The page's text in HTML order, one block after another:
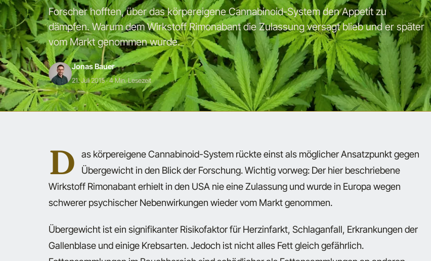
Forscher hofften, über das körpereigene Cannabinoid-System den Appetit zu
dämpfen. Warum dem Wirkstoff Rimonabant die Zulassung versagt blieb und er später
vom Markt genommen wurde.
Jonas Bauer
21. Juli 2015· 4 Min. Lesezeit
D
as körpereigene Cannabinoid-System rückte einst als möglicher Ansatzpunkt gegen
Übergewicht in den Blick der Forschung. Wichtig vorweg: Der hier beschriebene
Wirkstoff Rimonabant erhielt in den USA nie eine Zulassung und wurde in Europa wegen
schwerer psychischer Nebenwirkungen wieder vom Markt genommen.
Übergewicht ist ein signifikanter Risikofaktor für Herzinfarkt, Schlaganfall, Erkrankungen der
Gallenblase und einige Krebsarten. Jedoch ist nicht alles Fett gleich gefährlich.